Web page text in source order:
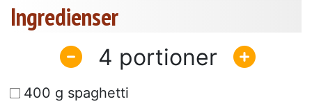
Ingredienser
4
400 g spaghetti